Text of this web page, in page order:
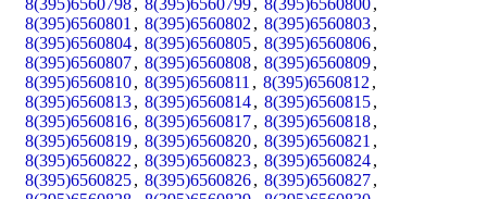
8(395)6560801 , 8(395)6560802 , 8(395)6560803,
8(395)6560804, 8(395)6560805, 8(395)6560806,
8(395)6560807, 8(395)6560808, 8(395)6560809,
8(395)6560810, 8(395)6560811 , 8(395)6560812 ,
8(395)6560813, 8(395)6560814, 8(395)6560815,
8(395)6560816, 8(395)6560817, 8(395)6560818,
8(395)6560819, 8(395)6560820, 8(395)6560821 ,
8(395)6560822 , 8(395)6560823, 8(395)6560824,
8(395)6560825, 8(395)6560826, 8(395)6560827,